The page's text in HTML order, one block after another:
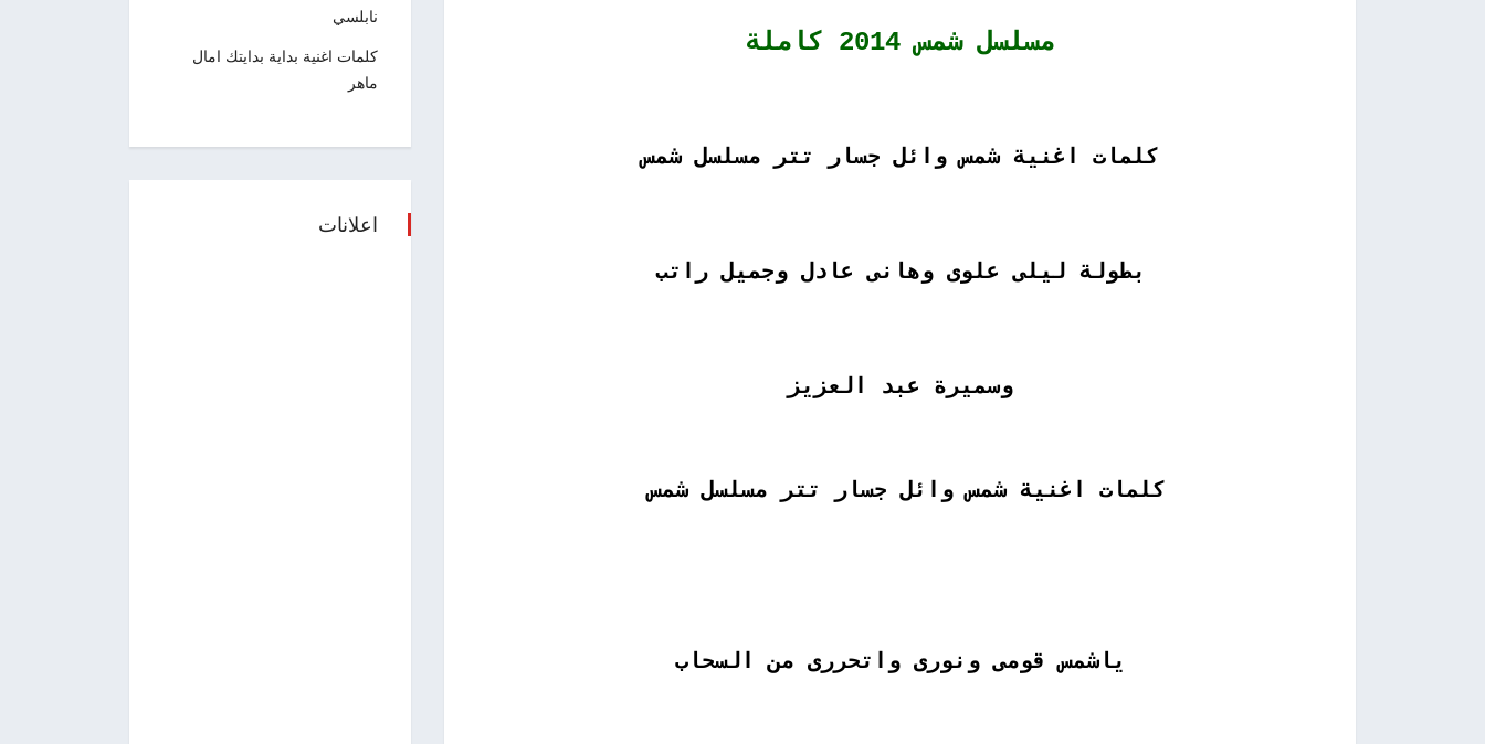
مسلسل شمس 2014 كاملة
كلمات اغنية شمس وائل جسار تتر مسلسل شمس
بطولة ليلى علوى وهانى عادل وجميل راتب
وسميرة عبد العزيز
كلمات اغنية شمس وائل جسار تتر مسلسل شمس
ياشمس قومى ونورى واتحررى من السحاب
نابلسي
كلمات اغنية بداية بدايتك امال
ماهر
اعلانات